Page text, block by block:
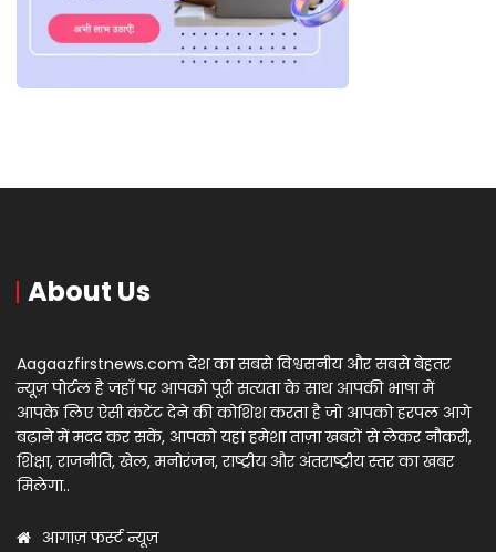
About Us
Aagaazfirstnews.com देश का सबसे विश्वसनीय और सबसे बेहतर
न्यूज़ पोर्टल है जहाँ पर आपको पूरी सत्यता के साथ आपकी भाषा में
आपके लिए ऐसी कंटेंट देने की कोशिश करता है जो आपको हरपल आगे
बढ़ाने में मदद कर सकें, आपको यहां हमेशा ताज़ा खबरों से लेकर नौकरी,
शिक्षा, राजनीति, खेल, मनोरंजन, राष्ट्रीय और अंतराष्ट्रीय स्तर का खबर
मिलेगा..
आगाज़ फर्स्ट न्यूज़